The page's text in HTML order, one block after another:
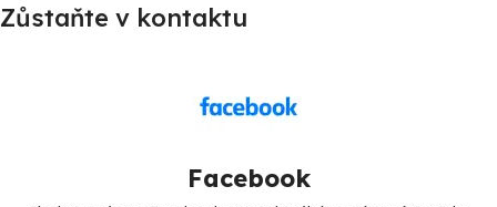
Zůstaňte v kontaktu
Facebook